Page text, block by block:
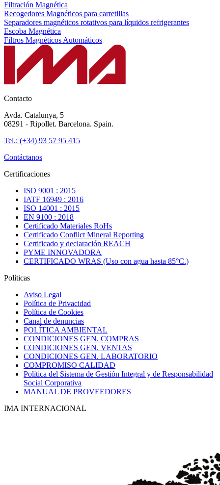
Filtración Magnética
Recogedores Magnéticos para carretillas
Separadores magnéticos rotativos para líquidos refrigerantes
Escoba Magnética
Filtros Magnéticos Automáticos
Contacto
Avda. Catalunya, 5
08291 - Ripollet. Barcelona. Spain.
Tel.: (+34) 93 57 95 415
Contáctanos
Certificaciones
ISO 9001 : 2015
IATF 16949 : 2016
ISO 14001 : 2015
EN 9100 : 2018
Certificado Materiales RoHs
Certificado Conflict Mineral Reporting
Certificado y declaración REACH
PYME INNOVADORA
CERTIFICADO WRAS (Uso con agua hasta 85°C.)
Políticas
Aviso Legal
Política de Privacidad
Política de Cookies
Canal de denuncias
POLÍTICA AMBIENTAL
CONDICIONES GEN. COMPRAS
CONDICIONES GEN. VENTAS
CONDICIONES GEN. LABORATORIO
COMPROMISO CALIDAD
Política del Sistema de Gestión Integral y de Responsabilidad
Social Corporativa
MANUAL DE PROVEEDORES
IMA INTERNACIONAL